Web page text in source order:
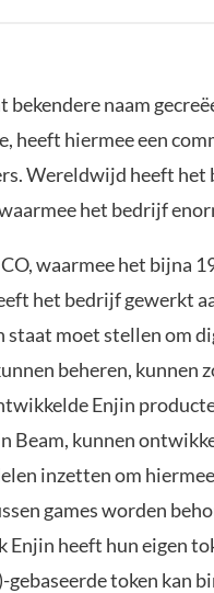
bekendere naam
heeft hiermee een
Wereldwijd heeft
het bedrijf
waarmee het bijna
het bedrijf gewerkt
staat moet stellen om
beheren, kunnen
Enjin
Beam, kunnen
inzetten om
games worden
heeft hun eigen
token kan